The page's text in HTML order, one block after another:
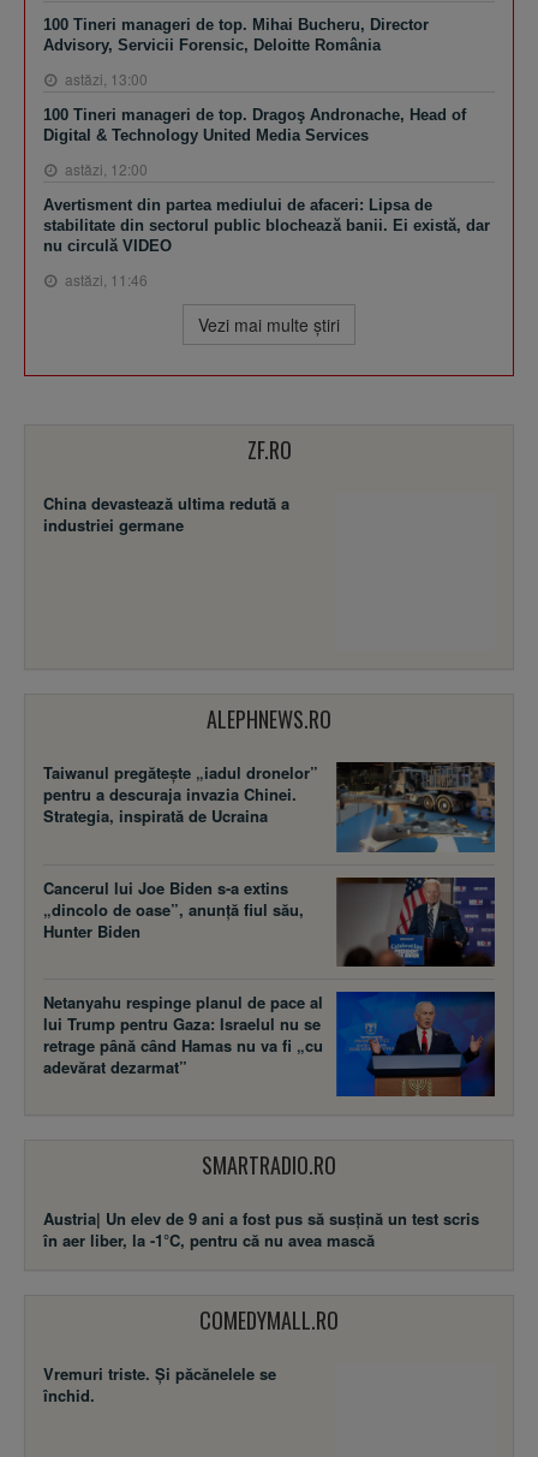
100 Tineri manageri de top. Mihai Bucheru, Director
Advisory, Servicii Forensic, Deloitte România
astăzi, 13:00
100 Tineri manageri de top. Dragoş Andronache, Head of
Digital & Technology United Media Services
astăzi, 12:00
Avertisment din partea mediului de afaceri: Lipsa de
stabilitate din sectorul public blochează banii. Ei există, dar
nu circulă VIDEO
astăzi, 11:46
Vezi mai multe ştiri
ZF.RO
China devastează ultima redută a
industriei germane
ALEPHNEWS.RO
Taiwanul pregătește „iadul dronelor”
pentru a descuraja invazia Chinei.
Strategia, inspirată de Ucraina
Cancerul lui Joe Biden s-a extins
„dincolo de oase”, anunță fiul său,
Hunter Biden
Netanyahu respinge planul de pace al
lui Trump pentru Gaza: Israelul nu se
retrage până când Hamas nu va fi „cu
adevărat dezarmat”
SMARTRADIO.RO
Austria| Un elev de 9 ani a fost pus să susţină un test scris
în aer liber, la -1°C, pentru că nu avea mască
COMEDYMALL.RO
Vremuri triste. Şi păcănelele se
închid.